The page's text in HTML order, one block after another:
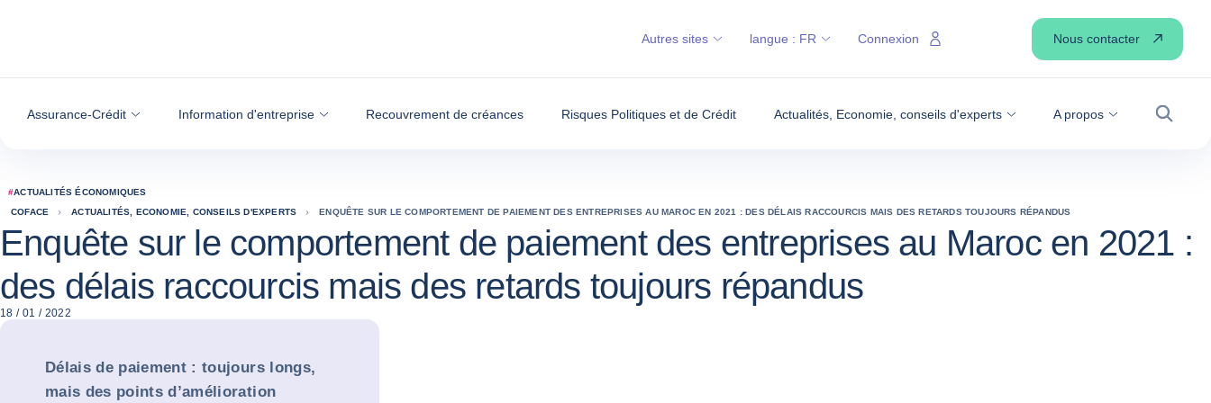
Assurance-Crédit Information d'entreprise Recouvrement de créances Risques Politiques et de Crédit Actualités, Economie, conseils d'experts A propos
Autres sites langue : FR Connexion Nous contacter
#ACTUALITÉS ÉCONOMIQUES
COFACE
ACTUALITÉS, ECONOMIE, CONSEILS D'EXPERTS ENQUÊTE SUR LE COMPORTEMENT DE PAIEMENT DES ENTREPRISES AU MAROC EN 2021 : DES DÉLAIS RACCOURCIS MAIS DES RETARDS TOUJOURS RÉPANDUS
Enquête sur le comportement de paiement des entreprises au Maroc en 2021 :
des délais raccourcis mais des retards toujours répandus
18 / 01 / 2022
Délais de paiement : toujours longs,
mais des points d’amélioration